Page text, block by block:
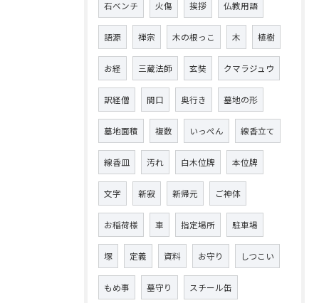
石ベンチ 火傷 挨拶 仏教用語
語源 禅宗 木の根っこ 木 植樹
お経 三蔵法師 玄奘 クマラジュウ
訳経僧 間口 奥行き 墓地の形
墓地面積 複数 いっぺん 線香立て
線香皿 汚れ 白木位牌 本位牌
文字 新寂 新帰元 ご神体
お稲荷様 車 指定場所 駐車場
塚 定義 資料 お守り しつこい
もめ事 墓守り スチール缶